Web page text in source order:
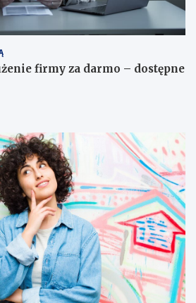
firmy za darmo – dostępne